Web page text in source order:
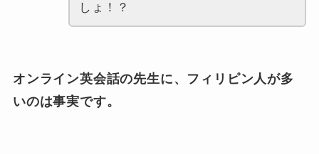
しょ！？
オンライン英会話の先生に、フィリピン人が多
いのは事実です。